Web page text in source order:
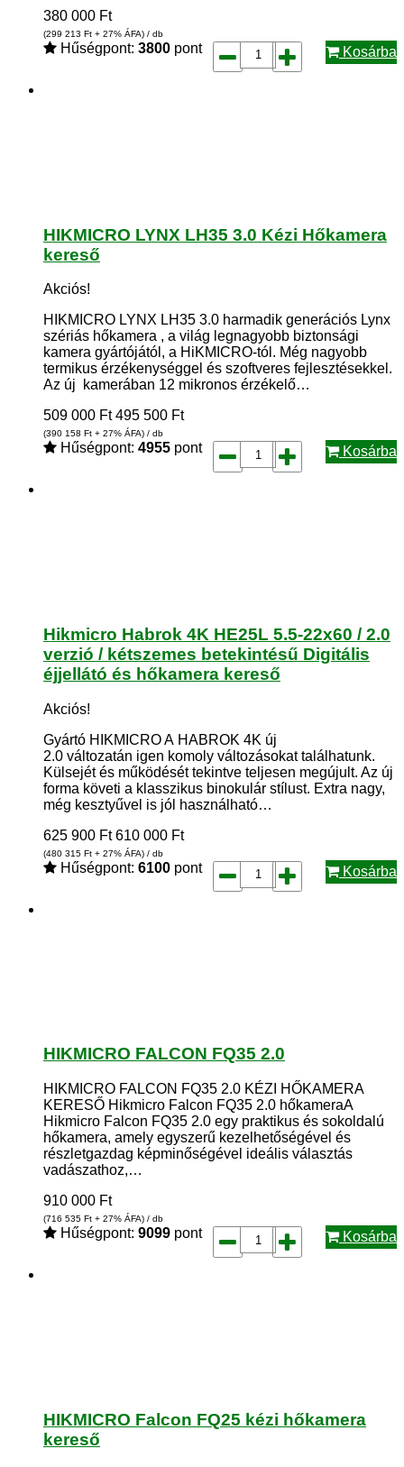
380 000 Ft
(299 213 Ft + 27% ÁFA) / db
Hűségpont: 3800 pont Kosárba
HIKMICRO LYNX LH35 3.0 Kézi Hőkamera
kereső
Akciós!
HIKMICRO LYNX LH35 3.0 harmadik generációs Lynx
szériás hőkamera , a világ legnagyobb biztonsági
kamera gyártójától, a HiKMICRO-tól. Még nagyobb
termikus érzékenységgel és szoftveres fejlesztésekkel.
Az új kamerában 12 mikronos érzékelő…
509 000 Ft 495 500 Ft
(390 158 Ft + 27% ÁFA) / db
Hűségpont: 4955 pont Kosárba
Hikmicro Habrok 4K HE25L 5.5-22x60 / 2.0
verzió / kétszemes betekintésű Digitális
éjjellátó és hőkamera kereső
Akciós!
Gyártó HIKMICRO A HABROK 4K új
2.0 változatán igen komoly változásokat találhatunk.
Külsejét és működését tekintve teljesen megújult. Az új
forma követi a klasszikus binokulár stílust. Extra nagy,
még kesztyűvel is jól használható…
625 900 Ft 610 000 Ft
(480 315 Ft + 27% ÁFA) / db
Hűségpont: 6100 pont Kosárba
HIKMICRO FALCON FQ35 2.0
HIKMICRO FALCON FQ35 2.0 KÉZI HŐKAMERA
KERESŐ Hikmicro Falcon FQ35 2.0 hőkameraA
Hikmicro Falcon FQ35 2.0 egy praktikus és sokoldalú
hőkamera, amely egyszerű kezelhetőségével és
részletgazdag képminőségével ideális választás
vadászathoz,…
910 000 Ft
(716 535 Ft + 27% ÁFA) / db
Hűségpont: 9099 pont Kosárba
HIKMICRO Falcon FQ25 kézi hőkamera
kereső